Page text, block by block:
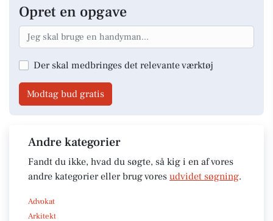
Opret en opgave
Der skal medbringes det relevante værktøj
Modtag bud gratis
Andre kategorier
Fandt du ikke, hvad du søgte, så kig i en af vores
andre kategorier eller brug vores udvidet søgning.
Advokat
Arkitekt